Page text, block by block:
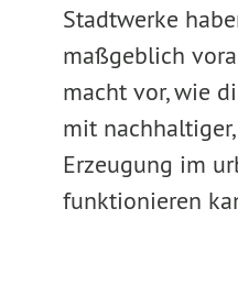
Stadtwerke
maßgeblich
macht vor, wie
mit
Erzeugung im
funktionieren